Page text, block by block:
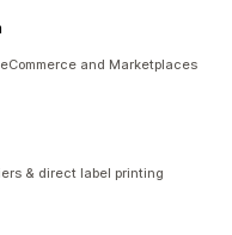
and Marketplaces
& direct label printing